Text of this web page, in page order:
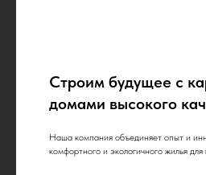
Строим будущее с
домами высокого
Наша компания объединяет опыт и
комфортного и экологичного жилья